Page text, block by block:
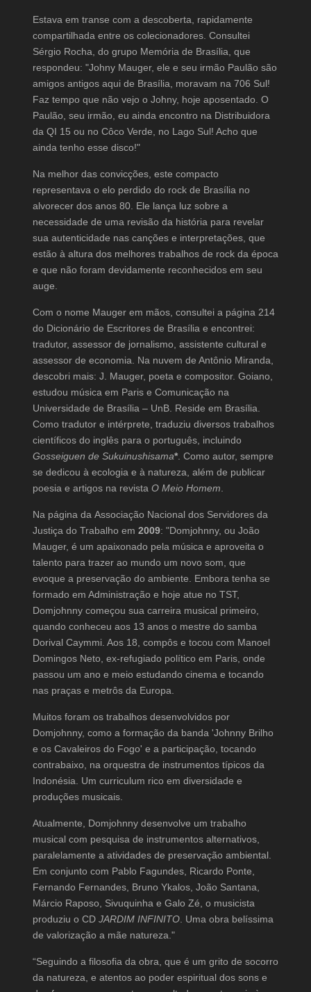
Estava em transe com a descoberta, rapidamente
compartilhada entre os colecionadores. Consultei
Sérgio Rocha, do grupo Memória de Brasília, que
respondeu: "Johny Mauger, ele e seu irmão Paulão são
amigos antigos aqui de Brasília, moravam na 706 Sul!
Faz tempo que não vejo o Johny, hoje aposentado. O
Paulão, seu irmão, eu ainda encontro na Distribuidora
da QI 15 ou no Côco Verde, no Lago Sul! Acho que
ainda tenho esse disco!"
Na melhor das convicções, este compacto
representava o elo perdido do rock de Brasília no
alvorecer dos anos 80. Ele lança luz sobre a
necessidade de uma revisão da história para revelar
sua autenticidade nas canções e interpretações, que
estão à altura dos melhores trabalhos de rock da época
e que não foram devidamente reconhecidos em seu
auge.
Com o nome Mauger em mãos, consultei a página 214
do Dicionário de Escritores de Brasília e encontrei:
tradutor, assessor de jornalismo, assistente cultural e
assessor de economia. Na nuvem de Antônio Miranda,
descobri mais: J. Mauger, poeta e compositor. Goiano,
estudou música em Paris e Comunicação na
Universidade de Brasília – UnB. Reside em Brasília.
Como tradutor e intérprete, traduziu diversos trabalhos
científicos do inglês para o português, incluindo
Gosseiguen de Sukuinushisama*. Como autor, sempre
se dedicou à ecologia e à natureza, além de publicar
poesia e artigos na revista O Meio Homem.
Na página da Associação Nacional dos Servidores da
Justiça do Trabalho em 2009: "Domjohnny, ou João
Mauger, é um apaixonado pela música e aproveita o
talento para trazer ao mundo um novo som, que
evoque a preservação do ambiente. Embora tenha se
formado em Administração e hoje atue no TST,
Domjohnny começou sua carreira musical primeiro,
quando conheceu aos 13 anos o mestre do samba
Dorival Caymmi. Aos 18, compôs e tocou com Manoel
Domingos Neto, ex-refugiado político em Paris, onde
passou um ano e meio estudando cinema e tocando
nas praças e metrôs da Europa.
Muitos foram os trabalhos desenvolvidos por
Domjohnny, como a formação da banda 'Johnny Brilho
e os Cavaleiros do Fogo' e a participação, tocando
contrabaixo, na orquestra de instrumentos típicos da
Indonésia. Um curriculum rico em diversidade e
produções musicais.
Atualmente, Domjohnny desenvolve um trabalho
musical com pesquisa de instrumentos alternativos,
paralelamente a atividades de preservação ambiental.
Em conjunto com Pablo Fagundes, Ricardo Ponte,
Fernando Fernandes, Bruno Ykalos, João Santana,
Márcio Raposo, Sivuquinha e Galo Zé, o musicista
produziu o CD JARDIM INFINITO. Uma obra belíssima
de valorização a mãe natureza."
“Seguindo a filosofia da obra, que é um grito de socorro
da natureza, e atentos ao poder espiritual dos sons e